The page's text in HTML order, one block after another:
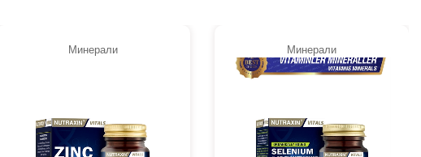
Минерали Минерали